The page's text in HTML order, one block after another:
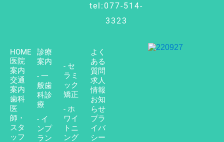
tel:077-514-
3323
HOME
医院
案内
交通
案内
歯科
医
師・
スタ
ッフ
診療
案内
- 一
般歯
科診
療
- イ
ンプ
ラン
- セ
ラミ
ック
矯正
- ホ
ワイ
トニ
ング
よく
ある
質問
求人
情報
お知
らせ
プラ
イバ
シー